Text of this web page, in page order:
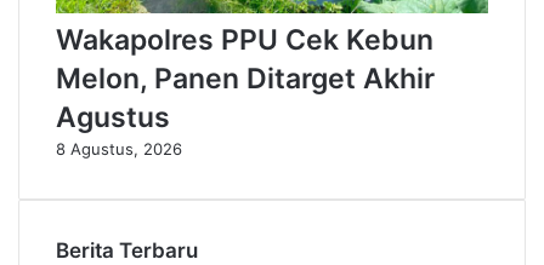
Wakapolres PPU Cek Kebun
Melon, Panen Ditarget Akhir
Agustus
8 Agustus, 2026
Berita Terbaru